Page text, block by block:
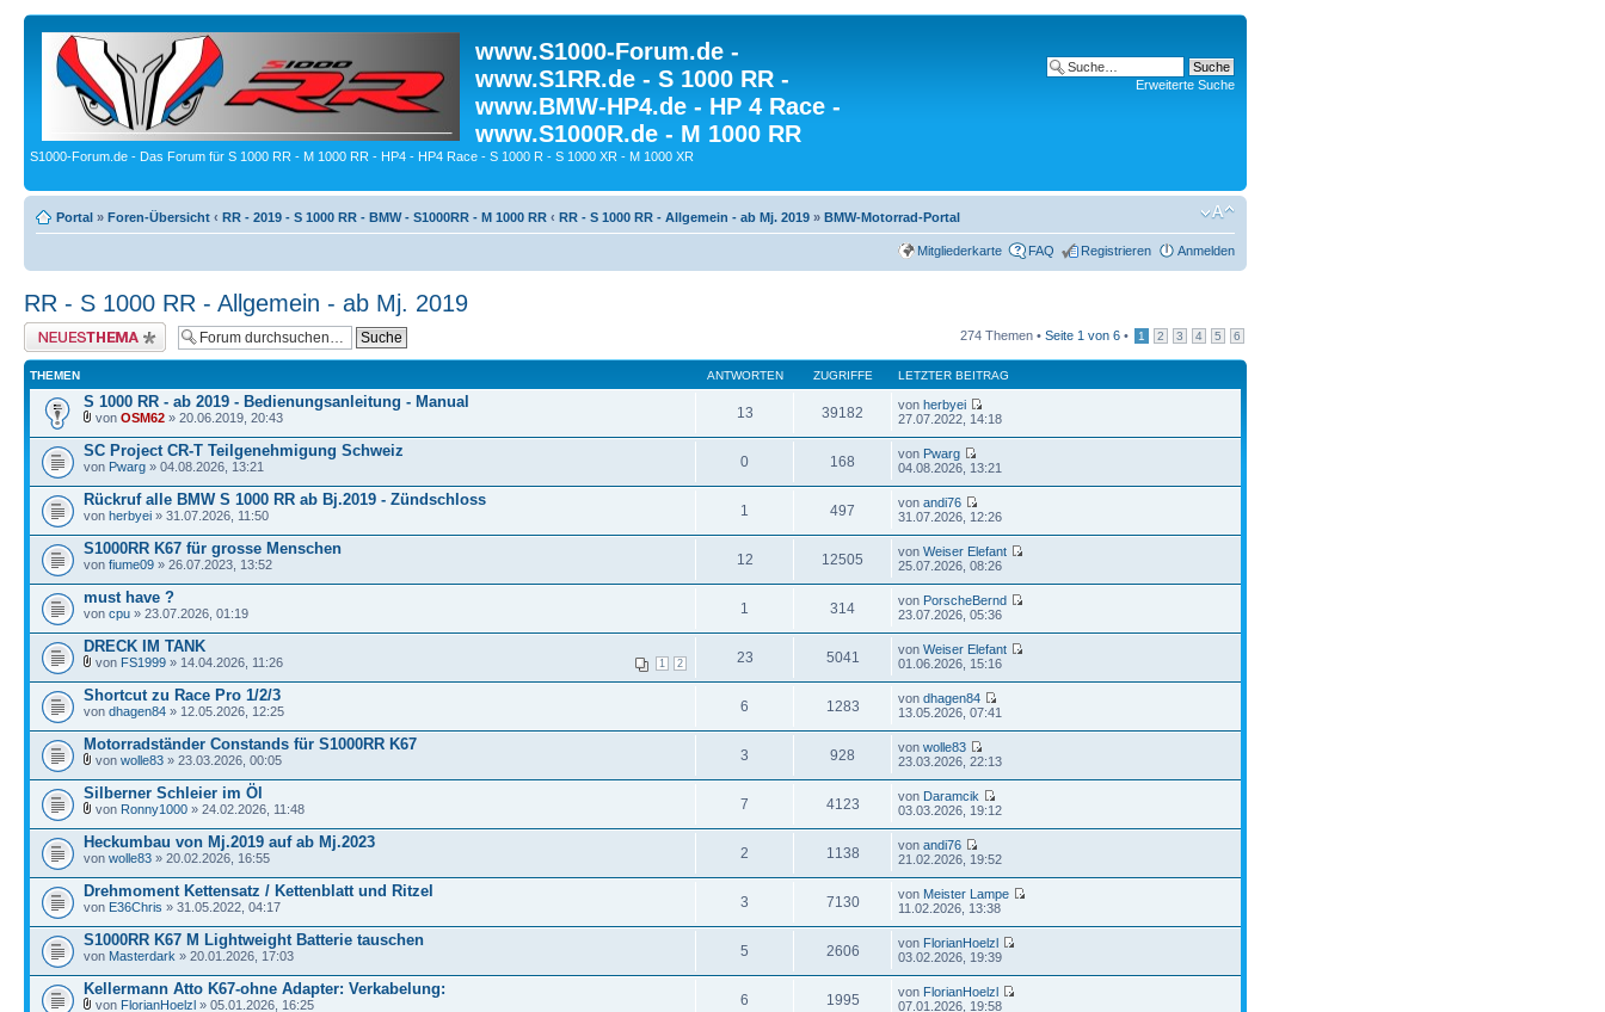
www.S1000-Forum.de -
www.S1RR.de - S 1000 RR -
www.BMW-HP4.de - HP 4 Race -
www.S1000R.de - M 1000 RR
S1000-Forum.de - Das Forum für S 1000 RR - M 1000 RR - HP4 - HP4 Race - S 1000 R - S 1000 XR - M 1000 XR
Erweiterte Suche
Portal » Foren-Übersicht ‹ RR - 2019 - S 1000 RR - BMW - S1000RR - M 1000 RR ‹ RR - S 1000 RR - Allgemein - ab Mj. 2019 » BMW-Motorrad-Portal
Mitgliederkarte FAQ Registrieren Anmelden
RR - S 1000 RR - Allgemein - ab Mj. 2019
Neues Thema erstellen 274 Themen • Seite 1 von 6 • 1 2 3 4 5 6
THEMEN ANTWORTEN ZUGRIFFE LETZTER BEITRAG
S 1000 RR - ab 2019 - Bedienungsanleitung - Manual
von OSM62 » 20.06.2019, 20:43 13 39182 vonherbyei
27.07.2022, 14:18
SC Project CR-T Teilgenehmigung Schweiz
von Pwarg » 04.08.2026, 13:21 0 168 von Pwarg
04.08.2026, 13:21
Rückruf alle BMW S 1000 RR ab Bj.2019 - Zündschloss
von herbyei » 31.07.2026, 11:50 1 497 vonandi76
31.07.2026, 12:26
S1000RR K67 für grosse Menschen
von fiume09 » 26.07.2023, 13:52 12 12505 vonWeiser Elefant
25.07.2026, 08:26
must have ?
von cpu » 23.07.2026, 01:19 1 314 von PorscheBernd
23.07.2026, 05:36
DRECK IM TANK
1 2
von FS1999 » 14.04.2026, 11:26 23 5041 vonWeiser Elefant
01.06.2026, 15:16
Shortcut zu Race Pro 1/2/3
von dhagen84 » 12.05.2026, 12:25 6 1283 vondhagen84
13.05.2026, 07:41
Motorradständer Constands für S1000RR K67
von wolle83 » 23.03.2026, 00:05 3 928 vonwolle83
23.03.2026, 22:13
Silberner Schleier im Öl
von Ronny1000 » 24.02.2026, 11:48 7 4123 von Daramcik
03.03.2026, 19:12
Heckumbau von Mj.2019 auf ab Mj.2023
von wolle83 » 20.02.2026, 16:55 2 1138 vonandi76
21.02.2026, 19:52
Drehmoment Kettensatz / Kettenblatt und Ritzel
von E36Chris » 31.05.2022, 04:17 3 7130 von Meister Lampe
11.02.2026, 13:38
S1000RR K67 M Lightweight Batterie tauschen
von Masterdark » 20.01.2026, 17:03 5 2606 von FlorianHoelzl
03.02.2026, 19:39
Kellermann Atto K67-ohne Adapter: Verkabelung:
von FlorianHoelzl » 05.01.2026, 16:25 6 1995 von FlorianHoelzl
07.01.2026, 19:58